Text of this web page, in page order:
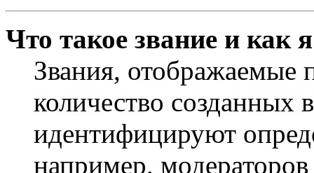
Что такое звание и как
Звания,
количество
идентифицируют
например,